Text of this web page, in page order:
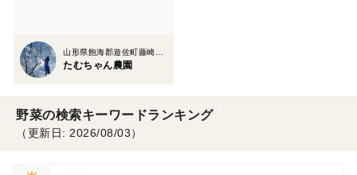
たむちゃん農園
野菜の検索キーワードランキング
（更新日: 2026/08/03）